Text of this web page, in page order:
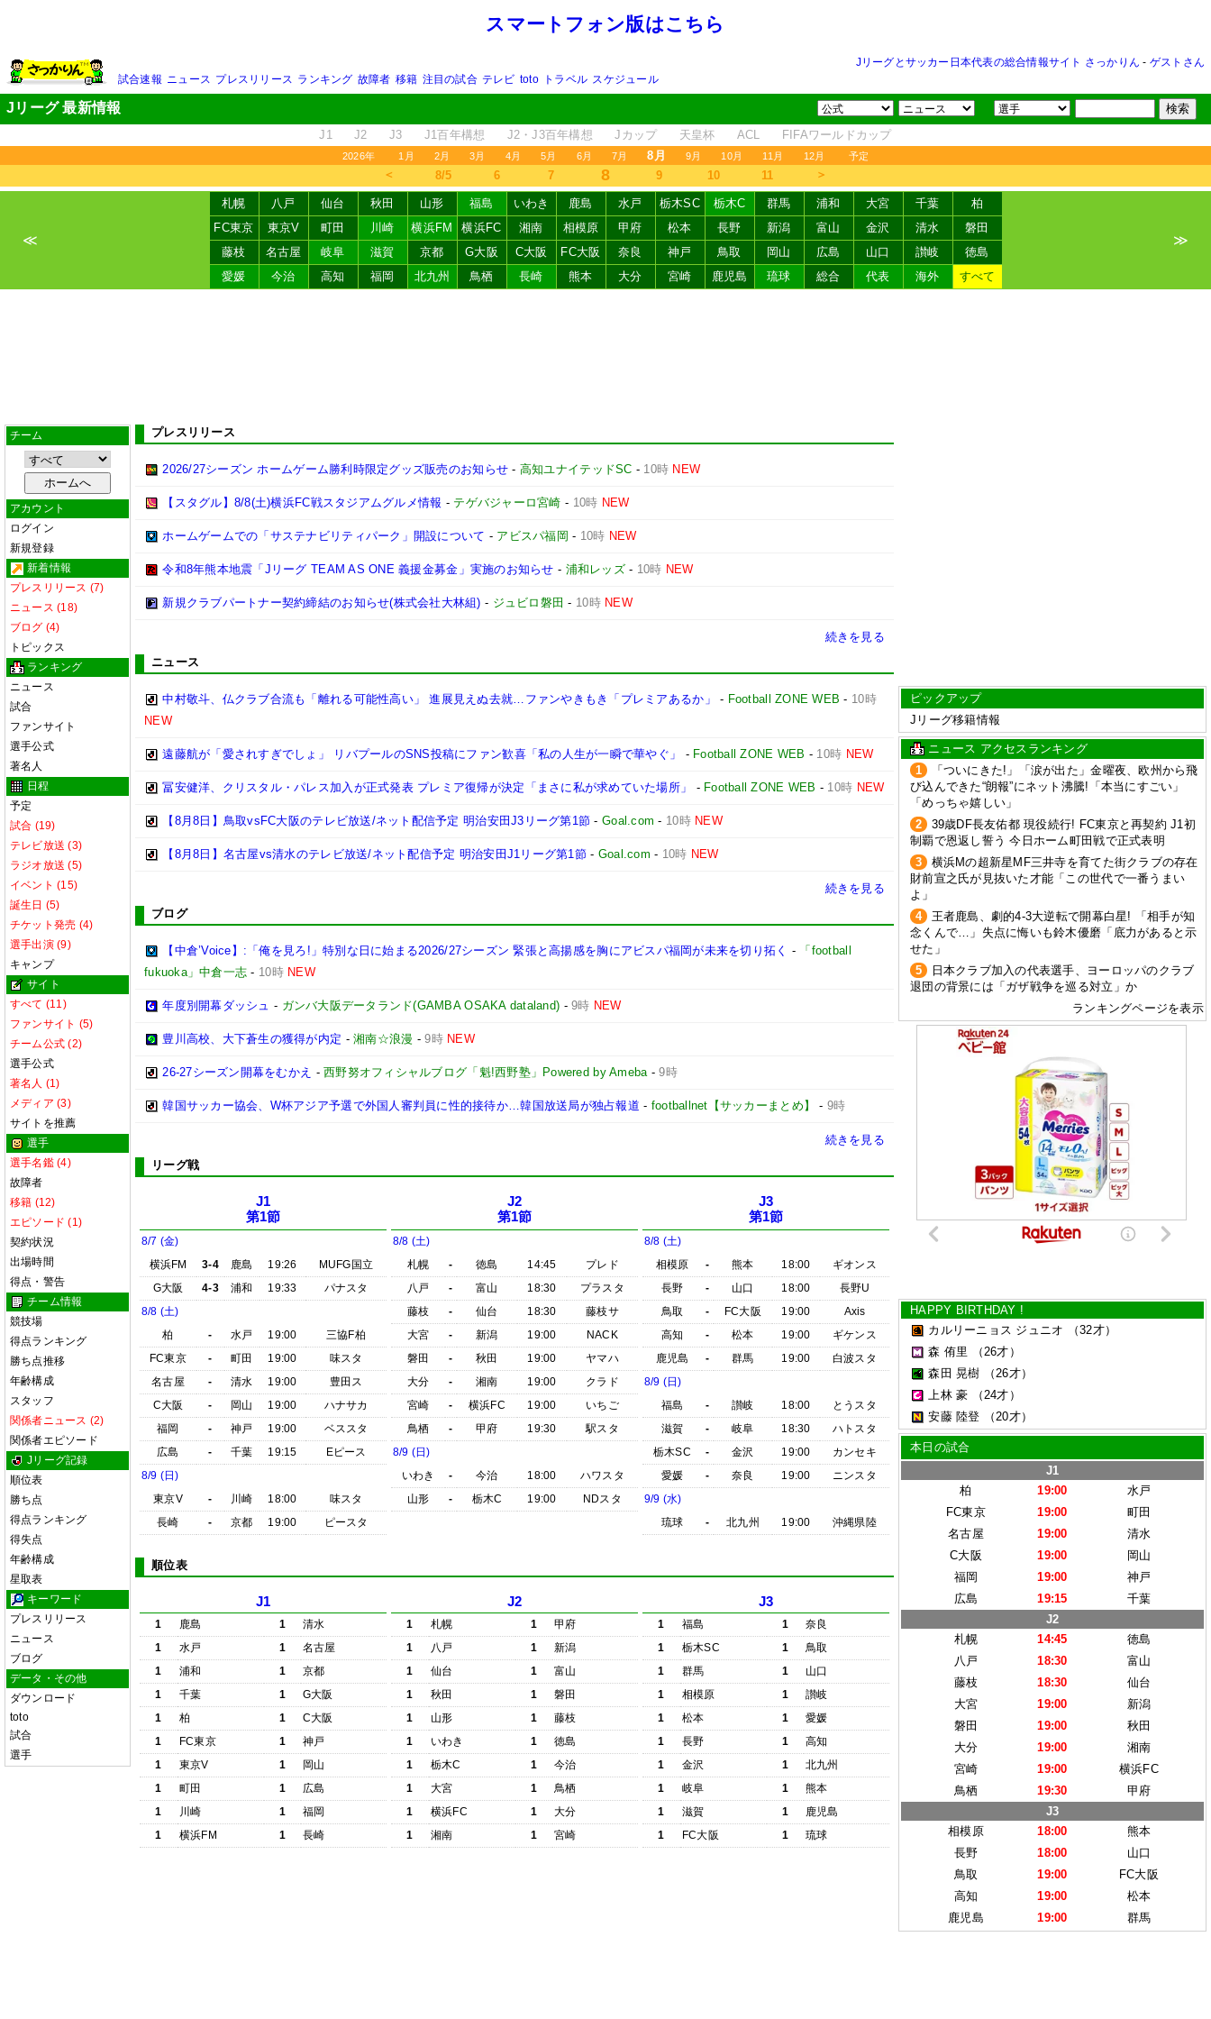
スマートフォン版はこちら
Jリーグとサッカー日本代表の総合情報サイト さっかりん - ゲストさん
試合速報 ニュース プレスリリース ランキング 故障者 移籍 注目の試合 テレビ toto トラベル スケジュール
Jリーグ 最新情報
J1 J2 J3 J1百年構想 J2・J3百年構想 Jカップ 天皇杯 ACL FIFAワールドカップ
2026年 1月 2月 3月 4月 5月 6月 7月 8月 9月 10月 11月 12月 予定
＜ 8/5 6 7 8 9 10 11 ＞
≪
札幌 八戸 仙台 秋田 山形 福島 いわき 鹿島 水戸 栃木SC 栃木C 群馬 浦和 大宮 千葉
柏
FC東京
東京V 町田 川崎 横浜FM 横浜FC 湘南 相模原 甲府 松本 長野 新潟 富山 金沢 清水
磐田
藤枝
名古屋 岐阜 滋賀 京都 G大阪 C大阪 FC大阪 奈良 神戸 鳥取 岡山 広島 山口 讃岐
徳島
愛媛
今治 高知 福岡 北九州 鳥栖 長崎 熊本 大分 宮崎 鹿児島 琉球 総合 代表 海外 すべて
≫
チーム
アカウント
ログイン
新規登録
新着情報
プレスリリース (7)
ニュース (18)
ブログ (4)
トピックス
ランキング
ニュース
試合
ファンサイト
選手公式
著名人
日程
予定
試合 (19)
テレビ放送 (3)
ラジオ放送 (5)
イベント (15)
誕生日 (5)
チケット発売 (4)
選手出演 (9)
キャンプ
サイト
すべて (11)
ファンサイト (5)
チーム公式 (2)
選手公式
著名人 (1)
メディア (3)
サイトを推薦
選手
選手名鑑 (4)
故障者
移籍 (12)
エピソード (1)
契約状況
出場時間
得点・警告
チーム情報
競技場
得点ランキング
勝ち点推移
年齢構成
スタッフ
関係者ニュース (2)
関係者エピソード
Jリーグ記録
順位表
勝ち点
得点ランキング
得失点
年齢構成
星取表
キーワード
プレスリリース
ニュース
ブログ
データ・その他
ダウンロード
toto
試合
選手
プレスリリース
2026/27シーズン ホームゲーム勝利時限定グッズ販売のお知らせ - 高知ユナイテッドSC - 10時 NEW
【スタグル】8/8(土)横浜FC戦スタジアムグルメ情報 - テゲバジャーロ宮崎 - 10時 NEW
ホームゲームでの「サステナビリティパーク」開設について - アビスパ福岡 - 10時 NEW
令和8年熊本地震「Jリーグ TEAM AS ONE 義援金募金」実施のお知らせ - 浦和レッズ- 10時 NEW
新規クラブパートナー契約締結のお知らせ(株式会社大林組) - ジュビロ磐田 - 10時 NEW
続きを見る
ニュース
中村敬斗、仏クラブ合流も「離れる可能性高い」 進展見えぬ去就…ファンやきもき「プレミアあるか」 - Football ZONE WEB - 10時
NEW
遠藤航が「愛されすぎでしょ」 リバプールのSNS投稿にファン歓喜「私の人生が一瞬で華やぐ」 - Football ZONE WEB - 10時 NEW
冨安健洋、クリスタル・パレス加入が正式発表 プレミア復帰が決定「まさに私が求めていた場所」 - Football ZONE WEB - 10時 NEW
【8月8日】鳥取vsFC大阪のテレビ放送/ネット配信予定 明治安田J3リーグ第1節 -Goal.com - 10時 NEW
【8月8日】名古屋vs清水のテレビ放送/ネット配信予定 明治安田J1リーグ第1節 - Goal.com - 10時 NEW
続きを見る
ブログ
【中倉’Voice】:「俺を見ろ!」特別な日に始まる2026/27シーズン 緊張と高揚感を胸にアビスパ福岡が未来を切り拓く -
「football
fukuoka」中倉一志 - 10時 NEW
年度別開幕ダッシュ - ガンバ大阪データランド(GAMBA OSAKA dataland) -9時 NEW
豊川高校、大下蒼生の獲得が内定 -湘南☆浪漫 -9時 NEW
26-27シーズン開幕をむかえ -西野努オフィシャルブログ「魁!西野塾」Powered by Ameba-9時
韓国サッカー協会、W杯アジア予選で外国人審判員に性的接待か…韓国放送局が独占報道 - footballnet【サッカーまとめ】 - 9時
続きを見る
リーグ戦
J1
第1節
8/7 (金)
横浜FM
3-4 鹿島 19:26
MUFG国立
G大阪
4-3 浦和 19:33
パナスタ
8/8 (土)
柏
- 水戸 19:00
三協F柏
FC東京
- 町田 19:00
味スタ
名古屋
- 清水 19:00
豊田ス
C大阪
- 岡山 19:00
ハナサカ
福岡
- 神戸 19:00
ベススタ
広島
- 千葉 19:15
Eピース
8/9 (日)
東京V
- 川崎 18:00
味スタ
長崎
- 京都 19:00 ピースタ
J2
第1節
8/8 (土)
札幌
- 徳島 14:45
プレド
八戸
- 富山 18:30
プラスタ
藤枝
- 仙台 18:30
藤枝サ
大宮
- 新潟 19:00
NACK
磐田
- 秋田 19:00
ヤマハ
大分
- 湘南 19:00
クラド
宮崎
- 横浜FC 19:00
いちご
鳥栖
- 甲府 19:30
駅スタ
8/9 (日)
いわき
- 今治 18:00
ハワスタ
山形
- 栃木C 19:00 NDスタ
J3
第1節
8/8 (土)
相模原
- 熊本 18:00
ギオンス
長野
- 山口 18:00
長野U
鳥取
- FC大阪 19:00
Axis
高知
- 松本 19:00
ギケンス
鹿児島
- 群馬 19:00
白波スタ
8/9 (日)
福島
- 讃岐 18:00
とうスタ
滋賀
- 岐阜 18:30
ハトスタ
栃木SC
- 金沢 19:00
カンセキ
愛媛
- 奈良 19:00
ニンスタ
9/9 (水)
琉球
- 北九州 19:00 沖縄県陸
順位表
J1
1 鹿島 1
清水
1
水戸 1
名古屋
1
浦和 1
京都
1
千葉 1
G大阪
1
柏 1
C大阪
1
FC東京 1
神戸
1
東京V 1
岡山
1
町田 1
広島
1
川崎 1
福岡
1
横浜FM 1 長崎
J2
1 札幌 1
甲府
1
八戸 1
新潟
1
仙台 1
富山
1
秋田 1
磐田
1
山形 1
藤枝
1
いわき 1
徳島
1
栃木C 1
今治
1
大宮 1
鳥栖
1
横浜FC 1
大分
1
湘南 1 宮崎
J3
1 福島 1
奈良
1
栃木SC 1
鳥取
1
群馬 1
山口
1
相模原 1
讃岐
1
松本 1
愛媛
1
長野 1
高知
1
金沢 1
北九州
1
岐阜 1
熊本
1
滋賀 1
鹿児島
1
FC大阪 1 琉球
ピックアップ
Jリーグ移籍情報
ニュース アクセスランキング
1
「ついにきた!」「涙が出た」金曜夜、欧州から飛
び込んできた“朗報”にネット沸騰!「本当にすごい」
「めっちゃ嬉しい」
2
39歳DF長友佑都 現役続行! FC東京と再契約 J1初
制覇で恩返し誓う 今日ホーム町田戦で正式表明
3
横浜Mの超新星MF三井寺を育てた街クラブの存在
財前宣之氏が見抜いた才能「この世代で一番うまい
よ」
4
王者鹿島、劇的4-3大逆転で開幕白星! 「相手が知
念くんで…」失点に悔いも鈴木優磨「底力があると示
せた」
5
日本クラブ加入の代表選手、ヨーロッパのクラブ
退団の背景には「ガザ戦争を巡る対立」か
ランキングページを表示
HAPPY BIRTHDAY !
カルリーニョス ジュニオ
（32才）
森 侑里
（26才）
森田 晃樹
（26才）
上林 豪
（24才）
安藤 陸登
（20才）
本日の試合
J1
柏
19:00
水戸
FC東京
19:00
町田
名古屋
19:00
清水
C大阪
19:00
岡山
福岡
19:00
神戸
広島
19:15
千葉
J2
札幌
14:45
徳島
八戸
18:30
富山
藤枝
18:30
仙台
大宮
19:00
新潟
磐田
19:00
秋田
大分
19:00
湘南
宮崎
19:00
横浜FC
鳥栖
19:30
甲府
J3
相模原
18:00
熊本
長野
18:00
山口
鳥取
19:00
FC大阪
高知
19:00
松本
鹿児島
19:00 群馬